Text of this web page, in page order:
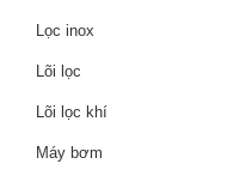
Lọc inox
Lõi lọc
Lõi lọc khí
Máy bơm